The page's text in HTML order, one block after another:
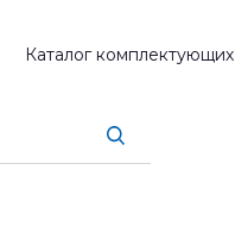
Каталог комплектующих